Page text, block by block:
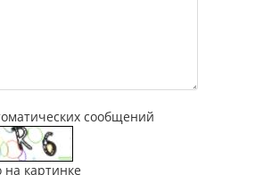
сообщений
на картинке